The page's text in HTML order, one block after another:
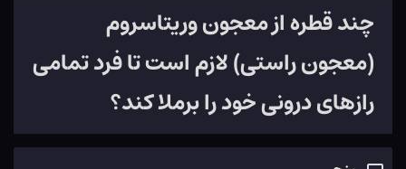
چند قطره از معجون وریتاسروم
(معجون راستی) لازم است تا فرد تمامی
رازهای درونی خود را برملا کند؟